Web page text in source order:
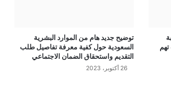
توضيح جديد هام من الموارد البشرية
السعودية حول كفية معرفة تفاصيل طلب
التقديم واستحقاق الضمان الاجتماعي
26 أكتوبر، 2023